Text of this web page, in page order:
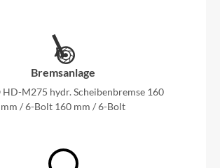
Bremsanlage
HD-M275 hydr. Scheibenbremse 160
mm / 6-Bolt 160 mm / 6-Bolt